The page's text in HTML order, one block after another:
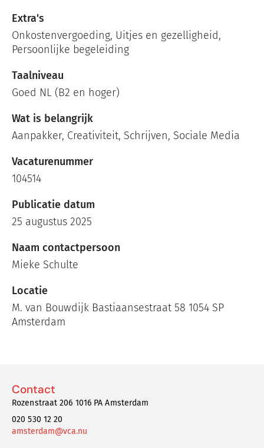
Extra's
Onkostenvergoeding, Uitjes en gezelligheid,
Persoonlijke begeleiding
Taalniveau
Goed NL (B2 en hoger)
Wat is belangrijk
Aanpakker, Creativiteit, Schrijven, Sociale Media
Vacaturenummer
104514
Publicatie datum
25 augustus 2025
Naam contactpersoon
Mieke Schulte
Locatie
M. van Bouwdijk Bastiaansestraat 58 1054 SP
Amsterdam
Contact
Rozenstraat 206 1016 PA Amsterdam
020 530 12 20
amsterdam@vca.nu